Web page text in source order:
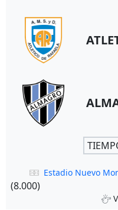
Estadio Nuevo
(8.000)